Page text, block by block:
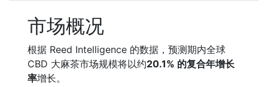
市场概况
根据 Reed Intelligence 的数据，预测期内全球
CBD 大麻茶市场规模将以约20.1% 的复合年增长
率增长。